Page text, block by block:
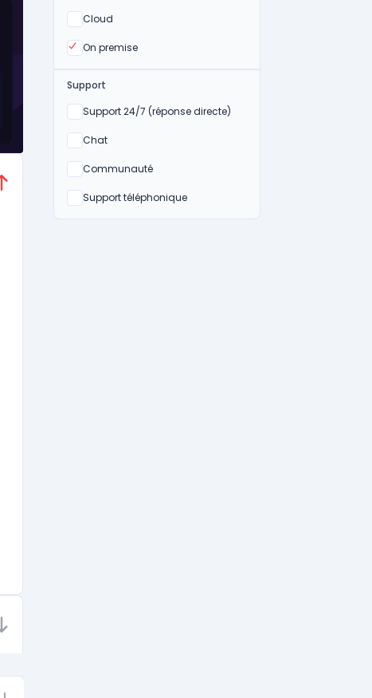
Cloud
Oui
On premise
Oui
Support
Support 24/7 (réponse directe)
Non
Chat
Non
Communauté
Non
Support téléphonique
Non